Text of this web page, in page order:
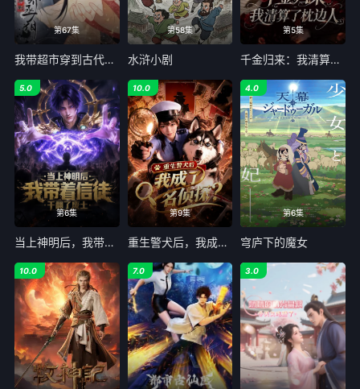
第67集
我带超市穿到古代养丞相
第58集
水浒小剧
第5集
千金归来：我清算了枕边人
第6集
5.0
当上神明后，我带着信徒干翻了废土
第9集
10.0
重生警犬后，我成了名侦探？
第6集
4.0
穹庐下的魔女
10.0 7.0 3.0